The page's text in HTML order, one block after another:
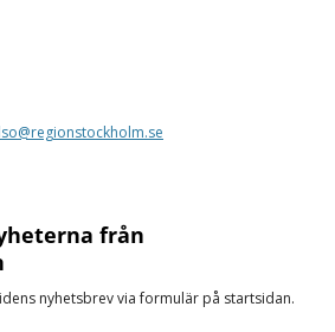
från
nyhetsbrev via formulär på startsidan.